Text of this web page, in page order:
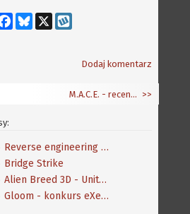
FacebookBluesky
Dodaj komentarz
M.A.C.E. - recenzja na portalu AmigaOne.pl >>
Reverse engineering klasycznej gry Speedball 2
Bridge Strike
Alien Breed 3D - Unity Re-Edited
Gloom - konkurs eXeca na nową mapę